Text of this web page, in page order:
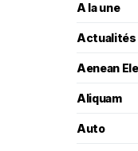
A la une
Actualités
Aenean
Aliquam
Auto